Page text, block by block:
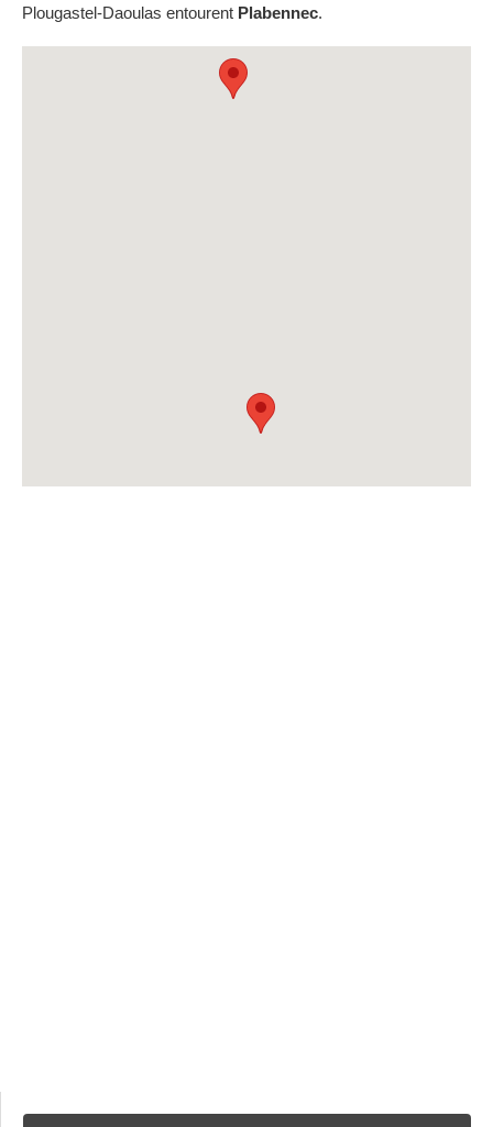
Plougastel-Daoulas entourent Plabennec.